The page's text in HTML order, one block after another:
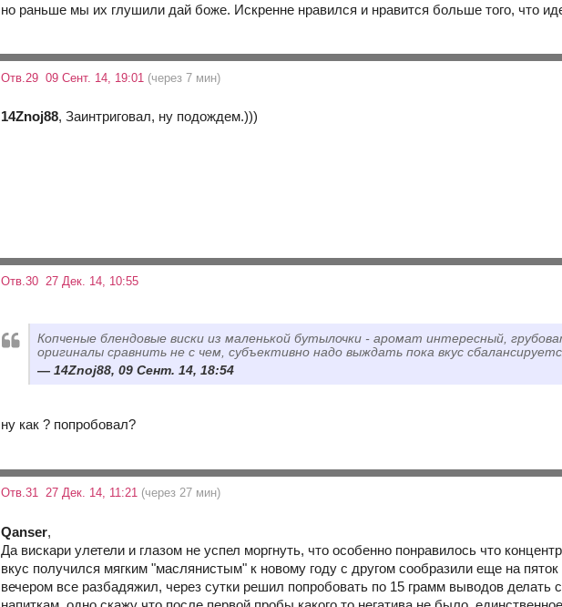
но раньше мы их глушили дай боже. Искренне нравился и нравится больше того, что
Отв.29 09 Сент. 14, 19:01 (через 7 мин)
14Znoj88, Заинтриговал, ну подождем.)))
Отв.30 27 Дек. 14, 10:55
Копченые блендовые виски из маленькой бутылочки - аромат интересный,
оригиналы сравнить не с чем, субъективно надо выждать пока вкус
14Znoj88, 09 Сент. 14, 18:54
ну как ? попробовал?
Отв.31 27 Дек. 14, 11:21 (через 27 мин)
Qanser,
Да вискари улетели и глазом не успел моргнуть, что особенно понравилось что
вкус получился мягким "маслянистым" к новому году с другом сообразили еще на пяток
вечером все разбадяжил, через сутки решил попробовать по 15 грамм выводов делать